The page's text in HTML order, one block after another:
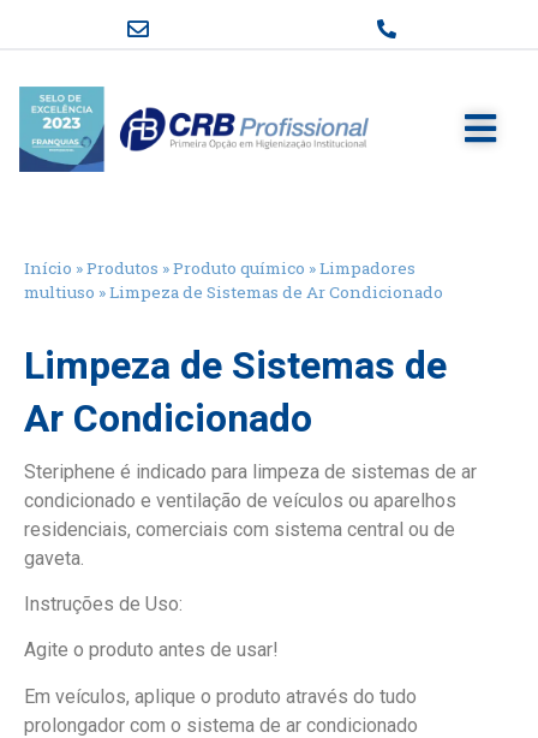
Início »Produtos »Produto químico »Limpadores
multiuso »Limpeza de Sistemas de Ar Condicionado
Limpeza de Sistemas de
Ar Condicionado
Steriphene é indicado para limpeza de sistemas de ar
condicionado e ventilação de veículos ou aparelhos
residenciais, comerciais com sistema central ou de
gaveta.
Instruções de Uso:
Agite o produto antes de usar!
Em veículos, aplique o produto através do tudo
prolongador com o sistema de ar condicionado